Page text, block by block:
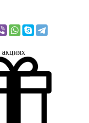
акциях